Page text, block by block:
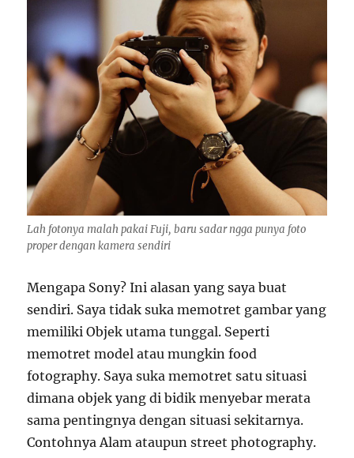
Lah fotonya malah pakai Fuji, baru sadar ngga punya foto
proper dengan kamera sendiri
Mengapa Sony? Ini alasan yang saya buat
sendiri. Saya tidak suka memotret gambar yang
memiliki Objek utama tunggal. Seperti
memotret model atau mungkin food
fotography. Saya suka memotret satu situasi
dimana objek yang di bidik menyebar merata
sama pentingnya dengan situasi sekitarnya.
Contohnya Alam ataupun street photography.